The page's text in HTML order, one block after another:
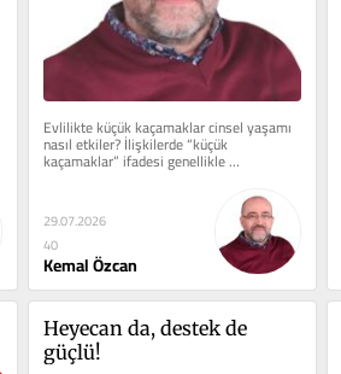
Evlilikte küçük kaçamaklar cinsel yaşamı
nasıl etkiler? İlişkilerde “küçük
kaçamaklar” ifadesi genellikle
monotonluğu kırma...
29.07.2026
40
Kemal Özcan
Heyecan da, destek de
güçlü!